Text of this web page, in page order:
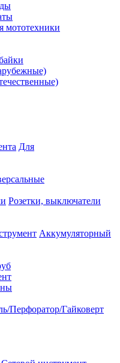
мототехники
Для
Розетки, выключатели
Аккумуляторный
Перфоратор/Гайковерт